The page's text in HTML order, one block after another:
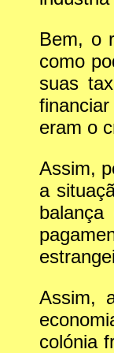
Bem, o
como
suas
eram o
Assim,
a
Assim,
colónia